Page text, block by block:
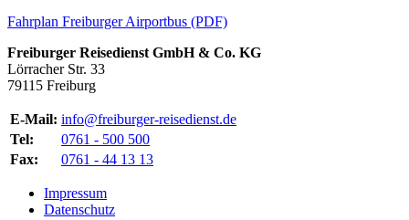
Fahrplan Freiburger Airportbus (PDF)
Freiburger Reisedienst GmbH & Co. KG
Lörracher Str. 33
79115 Freiburg
E-Mail: info@freiburger-reisedienst.de
Tel:
0761 - 500 500
Fax:
0761 - 44 13 13
Impressum
Datenschutz